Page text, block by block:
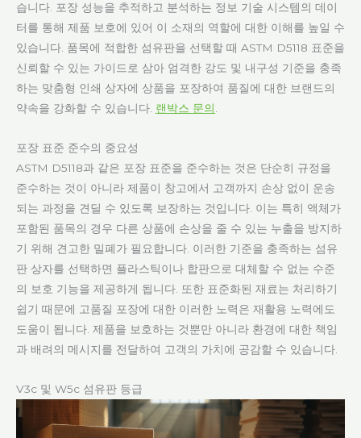
습니다. 포장 성능을 추적하고 분석하는 정보 기술 시스템의 데이
터를 통해 제품 보호에 있어 이 소재의 역할에 대한 이해를 높일 수
있습니다. 품목에 적합한 섬유판을 선택할 때 ASTM D5118 표준을
신뢰할 수 있는 가이드로 삼아 엄격한 강도 및 내구성 기준을 충족
하는 맞춤형 인쇄 상자에 상품을 포장하여 품질에 대한 브랜드의
약속을 강화할 수 있습니다. 랜박스 문의.
포장 표준 준수의 중요성
ASTM D5118과 같은 포장 표준을 준수하는 것은 단순히 규정을
준수하는 것이 아니라 제품이 창고에서 고객까지 손상 없이 운송
되는 과정을 견딜 수 있도록 보장하는 것입니다. 이는 특히 액체가
포함된 품목의 경우 다른 상품에 손상을 줄 수 있는 누출을 방지하
기 위해 견고한 밀폐가 필요합니다. 이러한 기준을 충족하는 섬유
판 상자를 선택하면 플라스틱이나 합판으로 대체할 수 없는 수준
의 보호 기능을 제공하게 됩니다. 또한 표준화된 재료는 처리하기
쉽기 때문에 고품질 포장에 대한 이러한 노력은 재활용 노력에도
도움이 됩니다. 제품을 보호하는 것뿐만 아니라 환경에 대한 책임
과 배려의 메시지를 전달하여 고객의 가치에 공감할 수 있습니다.
V3c 및 W5c 섬유판 등급